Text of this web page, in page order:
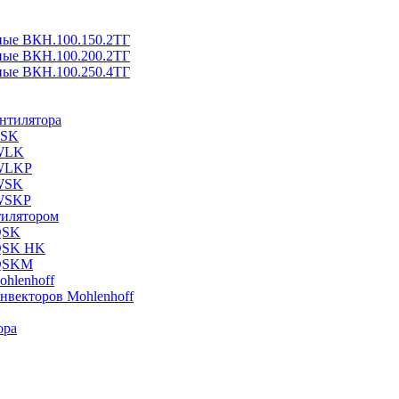
ВКН.100.150.2ТГ
ВКН.100.200.2ТГ
ВКН.100.250.4ТГ
HK
Mohlenhoff